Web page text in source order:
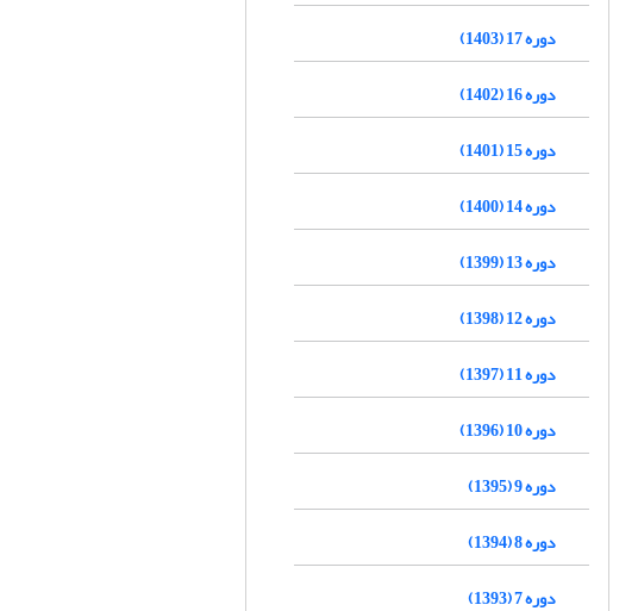
دوره 17 (1403)
دوره 16 (1402)
دوره 15 (1401)
دوره 14 (1400)
دوره 13 (1399)
دوره 12 (1398)
دوره 11 (1397)
دوره 10 (1396)
دوره 9 (1395)
دوره 8 (1394)
دوره 7 (1393)